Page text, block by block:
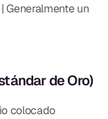
Generalmente un
de Oro)
colocado